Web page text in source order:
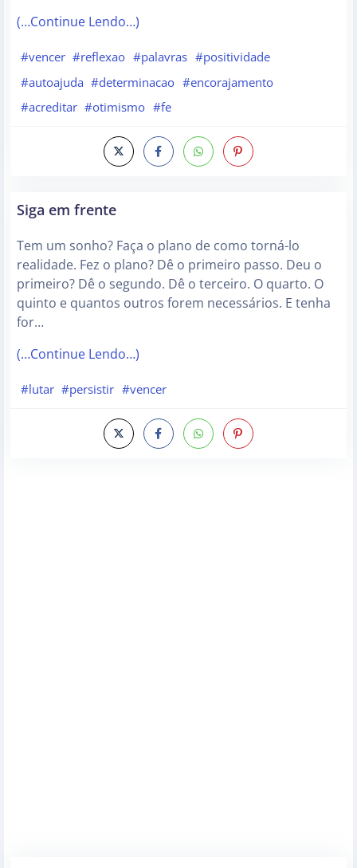
(…Continue Lendo…)
#vencer #reflexao #palavras #positividade
#autoajuda #determinacao #encorajamento
#acreditar #otimismo #fe
Siga em frente
Tem um sonho? Faça o plano de como torná-lo
realidade. Fez o plano? Dê o primeiro passo. Deu o
primeiro? Dê o segundo. Dê o terceiro. O quarto. O
quinto e quantos outros forem necessários. E tenha
for…
(…Continue Lendo…)
#lutar #persistir #vencer